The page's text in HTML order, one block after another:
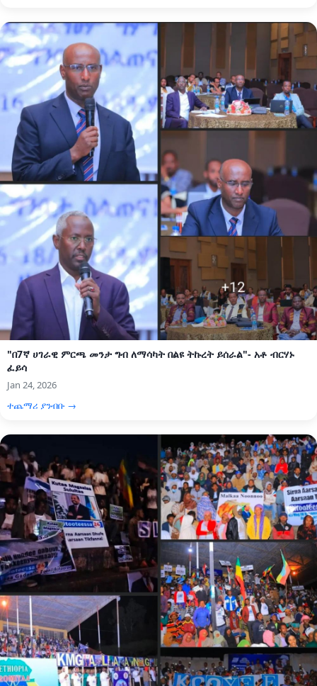
"በ7ኛ ሀገራዊ ምርጫ መንታ ግብ ለማሳካት በልዩ ትኩረት ይሰራል"- አቶ ብርሃኑ
ፈይሳ
Jan 24, 2026
ተጨማሪ ያንብቡ →